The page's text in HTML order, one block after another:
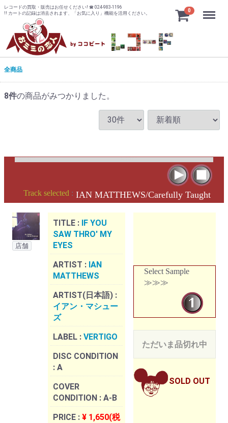
レコードの買取・販売はお任せください! ☎ 024-983-1196
!! カートの記録は消去されます、「お気に入り」機能を活用ください。
0 Menu
全商品
8件の商品がみつかりました。
Track selected : IAN MATTHEWS/Carefully Taught
店舗
TITLE : IF YOU
SAW THRO' MY
EYES
ARTIST : IAN
MATTHEWS
ARTIST(日本語) :
イアン・マシュー
ズ
LABEL : VERTIGO
DISC CONDITION
: A
COVER
CONDITION : A-B
PRICE : ¥ 1,650(税
Select Sample
≫≫≫
ただいま品切れ中
SOLD OUT